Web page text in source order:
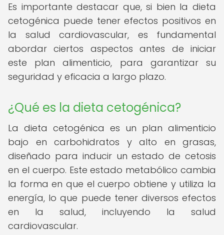
Es importante destacar que, si bien la dieta
cetogénica puede tener efectos positivos en
la salud cardiovascular, es fundamental
abordar ciertos aspectos antes de iniciar
este plan alimenticio, para garantizar su
seguridad y eficacia a largo plazo.
¿Qué es la dieta cetogénica?
La dieta cetogénica es un plan alimenticio
bajo en carbohidratos y alto en grasas,
diseñado para inducir un estado de cetosis
en el cuerpo. Este estado metabólico cambia
la forma en que el cuerpo obtiene y utiliza la
energía, lo que puede tener diversos efectos
en la salud, incluyendo la salud
cardiovascular.